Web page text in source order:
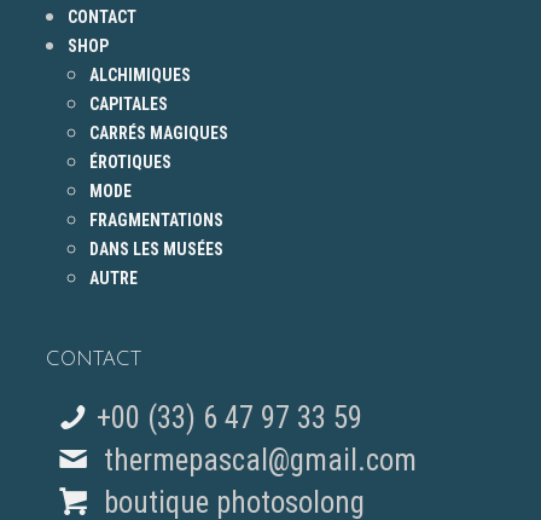
CONTACT
SHOP
ALCHIMIQUES
CAPITALES
CARRÉS MAGIQUES
ÉROTIQUES
MODE
FRAGMENTATIONS
DANS LES MUSÉES
AUTRE
CONTACT
+00 (33) 6 47 97 33 59
thermepascal@gmail.com
boutique photosolong